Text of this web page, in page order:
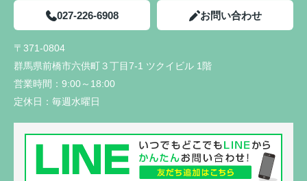
027-226-6908 お問い合わせ
〒371-0804
群馬県前橋市六供町３丁目7-1 ツクイビル 1階
営業時間： 9:00～18:00
定休日： 毎週水曜日